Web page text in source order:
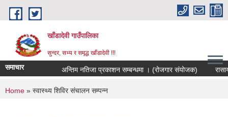
Skip to main content
खाँडादेवी गाउँपालिका
सुन्दर, सभ्य र समृद्ध खाँडादेवी !!!
समाचार अन्तिम नतिजा प्रकाशन सम्बन्धमा । (रोजगार संयोजक)
You are here
Home » स्वास्थ्य शिविर संचालन सम्पन्न